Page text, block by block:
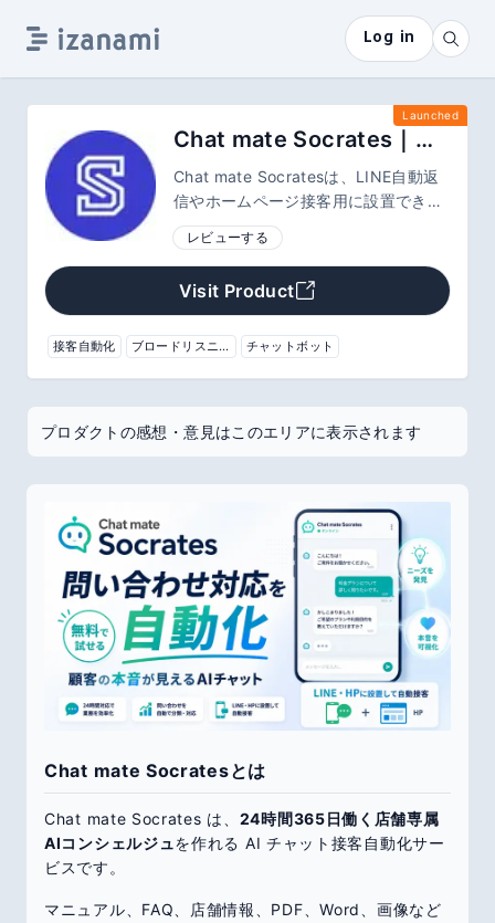
Log in
Launched
Chat mate Socrates｜顧客の本音が見えるAI接客チャット
Chat mate Socratesは、LINE自動返
信やホームページ接客用に設置できる
AIチャットサービスです。問い合わせ
対応を24時間自動化し、顧客のニーズ
や本音を会話から把握。接客の負担を
減らし、申込案内や改善にも活用でき
ます。
レビューする
Visit Product
接客自動化 ブロードリスニング チャットボット
プロダクトの感想・意見はこのエリアに表示されます
Chat mate Socratesとは
Chat mate Socrates は、 24時間365日働く店舗専属
AIコンシェルジュを作れる AI チャット接客自動化サー
ビスです。
マニュアル、FAQ、店舗情報、PDF、Word、画像など